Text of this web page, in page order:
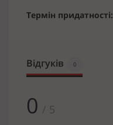
Термін придатності:
Відгуків 0
0 / 5